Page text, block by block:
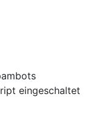
eingeschaltet